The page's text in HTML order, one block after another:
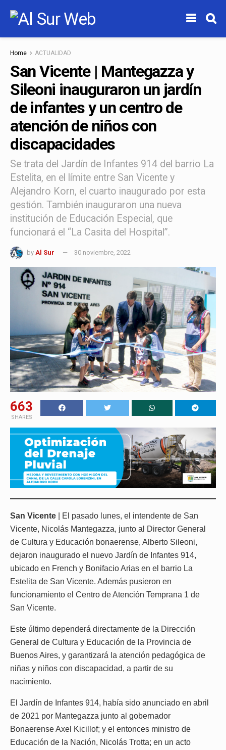
Home ACTUALIDAD
San Vicente | Mantegazza y
Sileoni inauguraron un jardín
de infantes y un centro de
atención de niños con
discapacidades
Se trata del Jardín de Infantes 914 del barrio La
Estelita, en el límite entre San Vicente y
Alejandro Korn, el cuarto inaugurado por esta
gestión. También inauguraron una nueva
institución de Educación Especial, que
funcionará el “La Casita del Hospital”.
by Al Sur 30 noviembre, 2022
663
SHARES
San Vicente | El pasado lunes, el intendente de San
Vicente, Nicolás Mantegazza, junto al Director General
de Cultura y Educación bonaerense, Alberto Sileoni,
dejaron inaugurado el nuevo Jardín de Infantes 914,
ubicado en French y Bonifacio Arias en el barrio La
Estelita de San Vicente. Además pusieron en
funcionamiento el Centro de Atención Temprana 1 de
San Vicente.
Este último dependerá directamente de la Dirección
General de Cultura y Educación de la Provincia de
Buenos Aires, y garantizará la atención pedagógica de
niñas y niños con discapacidad, a partir de su
nacimiento.
El Jardín de Infantes 914, había sido anunciado en abril
de 2021 por Mantegazza junto al gobernador
Bonaerense Axel Kicillof; y el entonces ministro de
Educación de la Nación, Nicolás Trotta; en un acto